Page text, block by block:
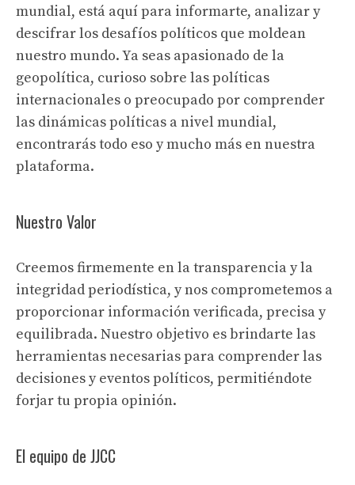
mundial, está aquí para informarte, analizar y
descifrar los desafíos políticos que moldean
nuestro mundo. Ya seas apasionado de la
geopolítica, curioso sobre las políticas
internacionales o preocupado por comprender
las dinámicas políticas a nivel mundial,
encontrarás todo eso y mucho más en nuestra
plataforma.
Nuestro Valor
Creemos firmemente en la transparencia y la
integridad periodística, y nos comprometemos a
proporcionar información verificada, precisa y
equilibrada. Nuestro objetivo es brindarte las
herramientas necesarias para comprender las
decisiones y eventos políticos, permitiéndote
forjar tu propia opinión.
El equipo de JJCC